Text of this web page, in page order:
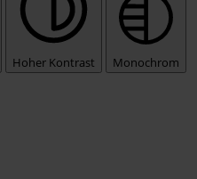
Hoher Kontrast Monochrom